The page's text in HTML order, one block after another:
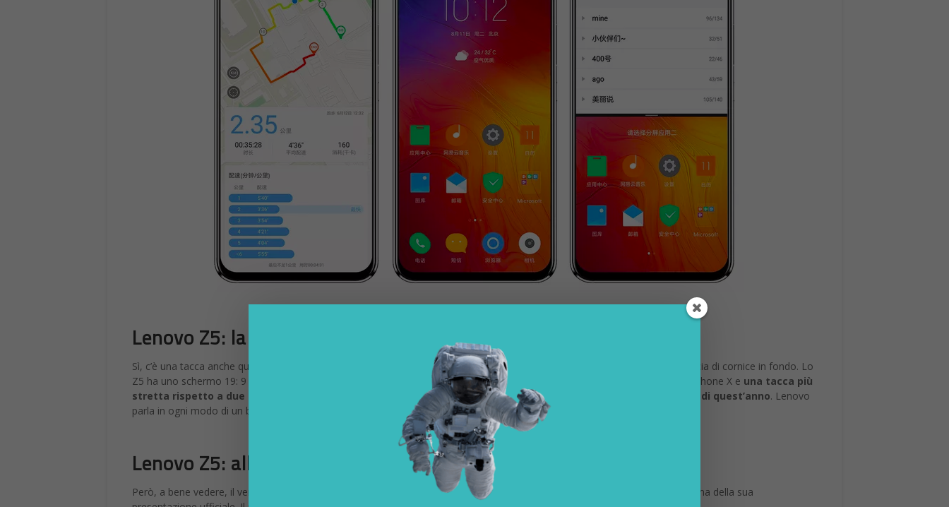
Lenovo Z5: la tacca e la cornice
Sì, c’è una tacca anche qui – come ultimi smartphone degli altri produttori in progettazione – e una striscia di cornice in fondo. Lo
Z5 ha uno schermo 19: 9 1080p da 6,2 pollici, con una cornice che, afferma Lenovo, è più sottile dei modelli Xiaomi Mi 8 e iPhone X e una tacca più
stretta rispetto a due telefoni citati, ma ha ancora una tacca, come praticamente ogni altro telefono Android di quest’anno. Lenovo
parla in ogni modo di un buon
rapporto schermo-corpo del 90%.
Lenovo Z5: alla fine il notch c’è
Però, a bene vedere, il vero Z5 non si avvicina molto a ciò che Lenovo aveva inizialmente dato ad intendere e mostrato, prima della sua